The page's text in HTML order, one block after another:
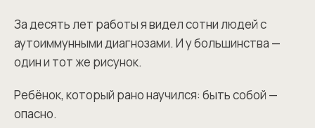
За десять лет работы я видел сотни людей с
аутоиммунными диагнозами. И у большинства —
один и тот же рисунок.
Ребёнок, который рано научился: быть собой —
опасно.